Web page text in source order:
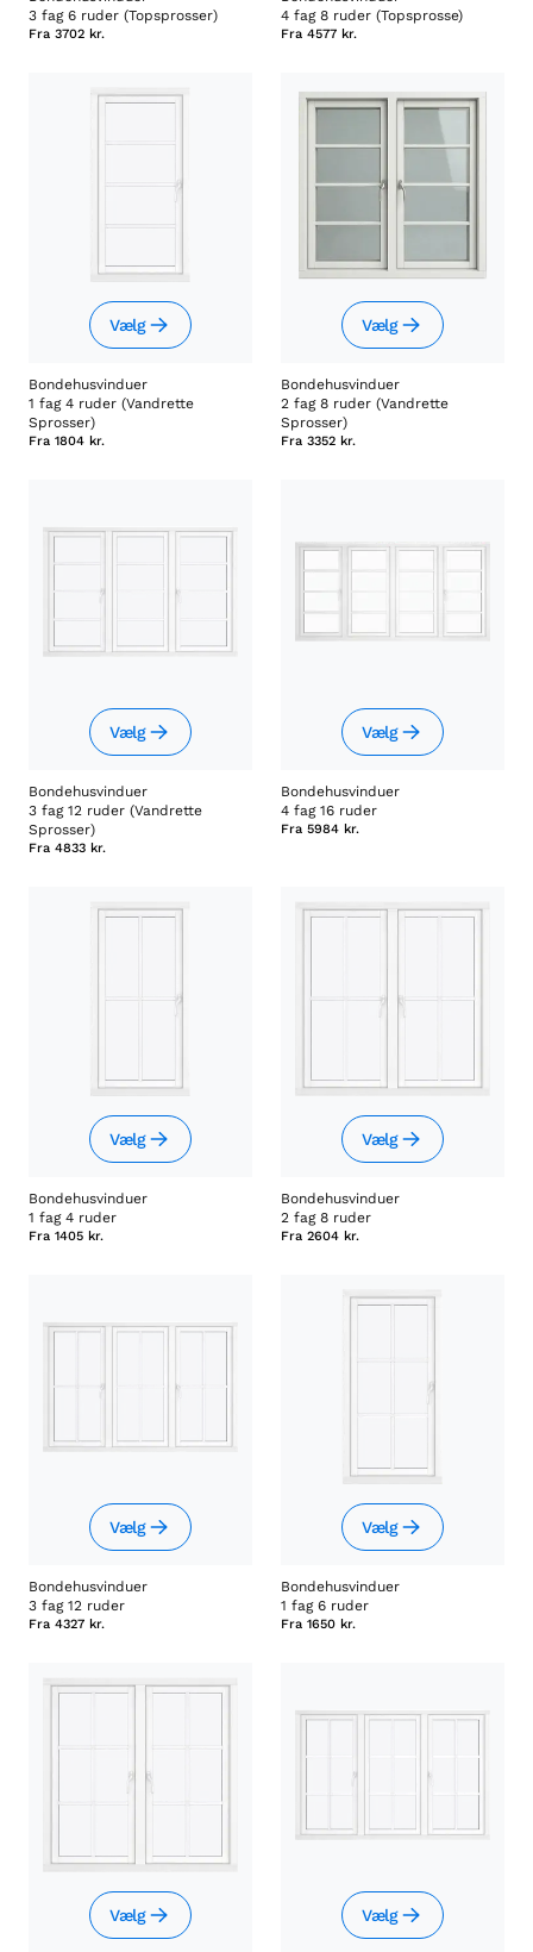
3 fag 6 ruder (Topsprosser)
Fra 3702 kr.
4 fag 8 ruder (Topsprosse)
Fra 4577 kr.
Vælg
Bondehusvinduer
1 fag 4 ruder (Vandrette
Sprosser)
Fra 1804 kr.
Vælg
Bondehusvinduer
2 fag 8 ruder (Vandrette
Sprosser)
Fra 3352 kr.
Vælg
Bondehusvinduer
3 fag 12 ruder (Vandrette
Sprosser)
Fra 4833 kr.
Vælg
Bondehusvinduer
4 fag 16 ruder
Fra 5984 kr.
Vælg
Bondehusvinduer
1 fag 4 ruder
Fra 1405 kr.
Vælg
Bondehusvinduer
2 fag 8 ruder
Fra 2604 kr.
Vælg
Bondehusvinduer
3 fag 12 ruder
Fra 4327 kr.
Vælg
Bondehusvinduer
1 fag 6 ruder
Fra 1650 kr.
Vælg Vælg